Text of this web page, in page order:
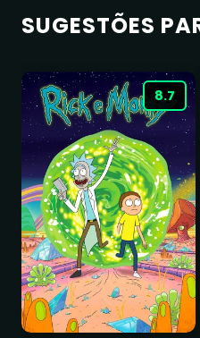
SUGESTÕES
8.7